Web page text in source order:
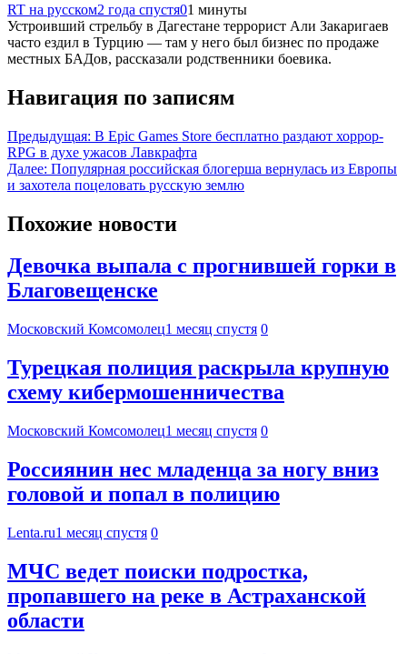
RT на русском2 года спустя01 минуты
Устроивший стрельбу в Дагестане террорист Али Закаригаев
часто ездил в Турцию — там у него был бизнес по продаже
местных БАДов, рассказали родственники боевика.
Навигация по записям
Предыдущая: В Epic Games Store бесплатно раздают хоррор-
RPG в духе ужасов Лавкрафта
Далее: Популярная российская блогерша вернулась из Европы
и захотела поцеловать русскую землю
Похожие новости
Девочка выпала с прогнившей горки в
Благовещенске
Московский Комсомолец1 месяц спустя 0
Турецкая полиция раскрыла крупную
схему кибермошенничества
Московский Комсомолец1 месяц спустя 0
Россиянин нес младенца за ногу вниз
головой и попал в полицию
Lenta.ru1 месяц спустя 0
МЧС ведет поиски подростка,
пропавшего на реке в Астраханской
области